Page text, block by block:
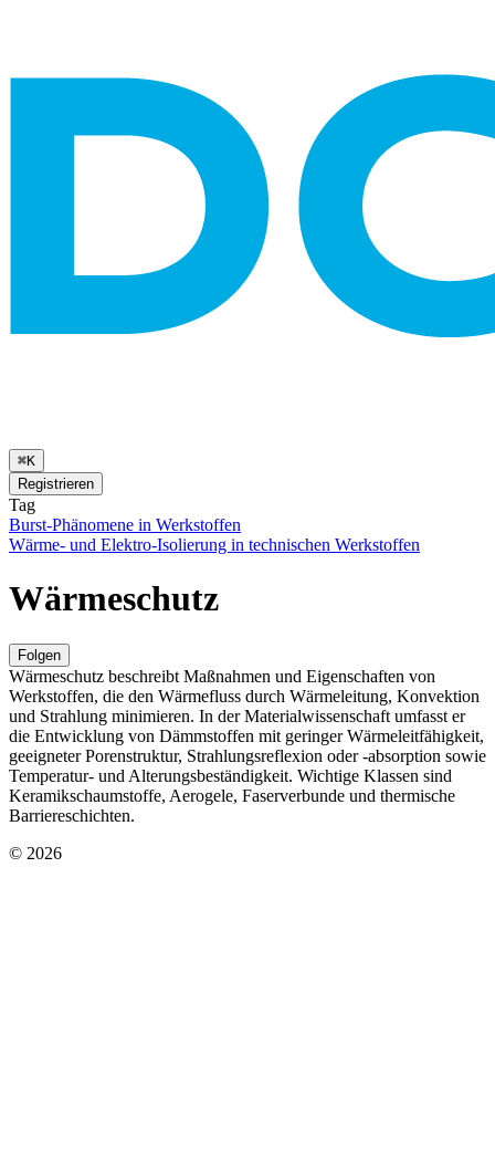
⌘K
Registrieren
Tag
Burst-Phänomene in Werkstoffen
Wärme- und Elektro-Isolierung in technischen Werkstoffen
Wärmeschutz
Folgen
Wärmeschutz beschreibt Maßnahmen und Eigenschaften von
Werkstoffen, die den Wärmefluss durch Wärmeleitung, Konvektion
und Strahlung minimieren. In der Materialwissenschaft umfasst er
die Entwicklung von Dämmstoffen mit geringer Wärmeleitfähigkeit,
geeigneter Porenstruktur, Strahlungsreflexion oder ‑absorption sowie
Temperatur- und Alterungsbeständigkeit. Wichtige Klassen sind
Keramikschaumstoffe, Aerogele, Faserverbunde und thermische
Barriereschichten.
© 2026